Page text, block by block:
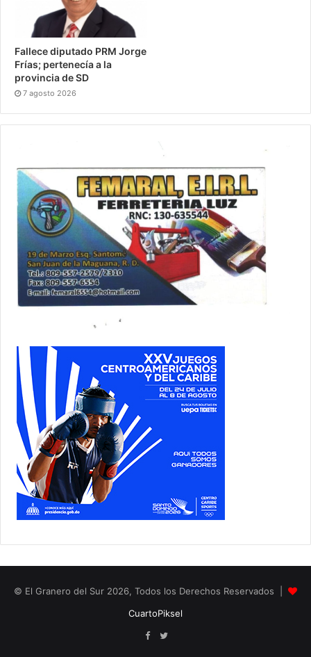
Fallece diputado PRM Jorge
Frías; pertenecía a la
provincia de SD
7 agosto 2026
© El Granero del Sur 2026, Todos los Derechos Reservados |
CuartoPiksel